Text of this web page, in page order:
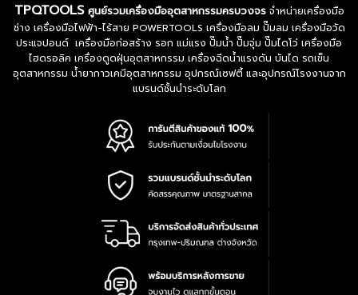
TPQTOOLS ศูนย์รวมเครื่องมืออุตสาหกรรมครบวงจรจำหน่ายเครื่องมือ
ช่าง เครื่องมือไฟฟ้า-ไร้สาย POWERTOOLS เครื่องมือลม ปั๊มลม เครื่องมือวัด
ประแจปอนด์ เครื่องมือก่อสร้าง รอก แม่แรง ปั๊มน้ำ ปั๊มจุ่ม ปั๊มไดโว่ เครื่องมือ
ไฮดรอลิค เครื่องดูดฝุ่นอุตสาหกรรม เครื่องฉีดน้ำแรงดัน บันได รถเข็น
อุตสาหกรรม น้ำยากาวเคมีอุตสาหกรรม อุปกรณ์เซฟตี้ และอุปกรณ์โรงงานจาก
แบรนด์ชั้นนำระดับโลก